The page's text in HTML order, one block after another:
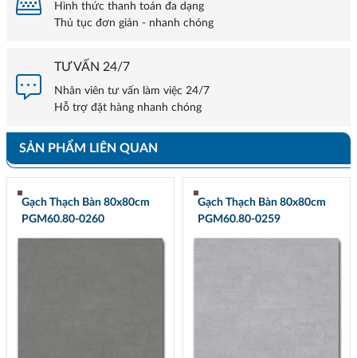
Hình thức thanh toán đa dạng
Thủ tục đơn giản - nhanh chóng
TƯ VẤN 24/7
Nhân viên tư vấn làm việc 24/7
Hỗ trợ đặt hàng nhanh chóng
SẢN PHẨM LIÊN QUAN
Gạch Thạch Bàn 80x80cm
PGM60.80-0260
Gạch Thạch Bàn 80x80cm
PGM60.80-0259